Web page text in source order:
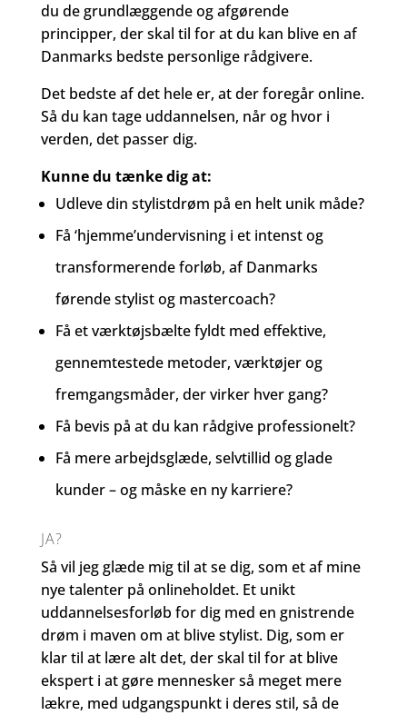
du de grundlæggende og afgørende
principper, der skal til for at du kan blive en af
Danmarks bedste personlige rådgivere.
Det bedste af det hele er, at der foregår online.
Så du kan tage uddannelsen, når og hvor i
verden, det passer dig.
Kunne du tænke dig at:
Udleve din stylistdrøm på en helt unik måde?
Få ‘hjemme’undervisning i et intenst og
transformerende forløb, af Danmarks
førende stylist og mastercoach?
Få et værktøjsbælte fyldt med effektive,
gennemtestede metoder, værktøjer og
fremgangsmåder, der virker hver gang?
Få bevis på at du kan rådgive professionelt?
Få mere arbejdsglæde, selvtillid og glade
kunder – og måske en ny karriere?
JA?
Så vil jeg glæde mig til at se dig, som et af mine
nye talenter på onlineholdet. Et unikt
uddannelsesforløb for dig med en gnistrende
drøm i maven om at blive stylist. Dig, som er
klar til at lære alt det, der skal til for at blive
ekspert i at gøre mennesker så meget mere
lækre, med udgangspunkt i deres stil, så de